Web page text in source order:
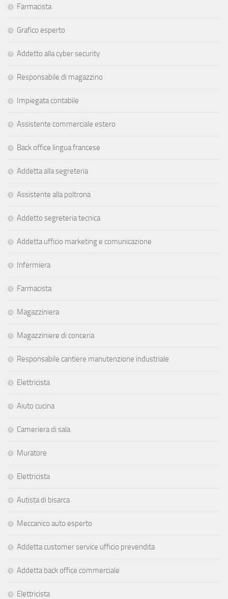
Farmacista
Grafico esperto
Addetto alla cyber security
Responsabile di magazzino
Impiegata contabile
Assistente commerciale estero
Back office lingua francese
Addetta alla segreteria
Assistente alla poltrona
Addetto segreteria tecnica
Addetta ufficio marketing e comunicazione
Infermiera
Farmacista
Magazziniera
Magazziniere di conceria
Responsabile cantiere manutenzione industriale
Elettricista
Aiuto cucina
Cameriera di sala
Muratore
Elettricista
Autista di bisarca
Meccanico auto esperto
Addetta customer service ufficio prevendita
Addetta back office commerciale
Elettricista